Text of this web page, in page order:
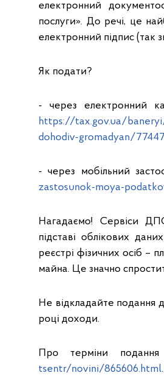
електронний
послуги». До речі, це
електронний підпис (так
Як подати?
- через електронний
https://tax.gov.ua/
dohodiv-gromadyan/
- через мобільний
zastosunok-moya-
Нагадаємо! Сервіси
підставі облікових
реєстрі фізичних осіб –
майна. Це значно
Не відкладайте подання
році доходи.
Про терміни подання
tsentr/novini/865606.html.